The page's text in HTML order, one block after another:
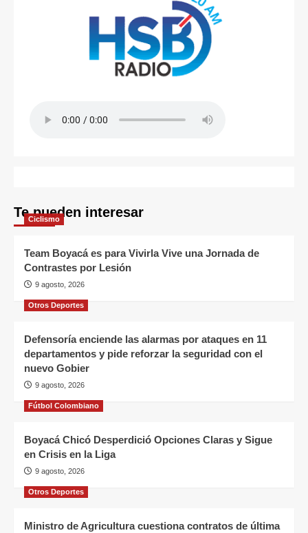
Te pueden interesar
Ciclismo
Team Boyacá es para Vivirla Vive una Jornada de
Contrastes por Lesión
9 agosto, 2026
Otros Deportes
Defensoría enciende las alarmas por ataques en 11
departamentos y pide reforzar la seguridad con el
nuevo Gobier
9 agosto, 2026
Fútbol Colombiano
Boyacá Chicó Desperdició Opciones Claras y Sigue
en Crisis en la Liga
9 agosto, 2026
Otros Deportes
Ministro de Agricultura cuestiona contratos de última